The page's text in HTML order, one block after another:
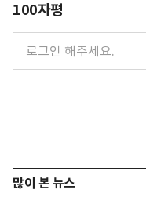
100자평
많이 본 뉴스